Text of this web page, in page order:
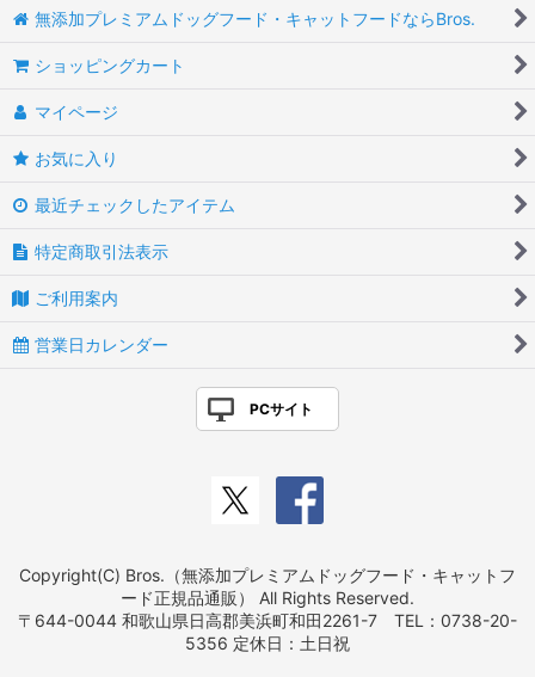
無添加プレミアムドッグフード・キャットフードならBros.
ショッピングカート
マイページ
お気に入り
最近チェックしたアイテム
特定商取引法表示
ご利用案内
営業日カレンダー
PCサイト
Copyright(C) Bros.（無添加プレミアムドッグフード・キャットフ
ード正規品通販） All Rights Reserved.
〒644-0044 和歌山県日高郡美浜町和田2261-7 TEL：0738-20-
5356 定休日：土日祝